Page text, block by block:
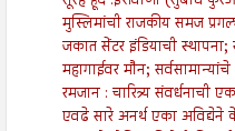
मुस्लिमांची राजकीय समज
जकात सेंटर इंडियाची
महागाईवर मौन;
रमजान : चारित्र्य संवर्धनाची
एवढे सारे अनर्थ एका अविद्येने